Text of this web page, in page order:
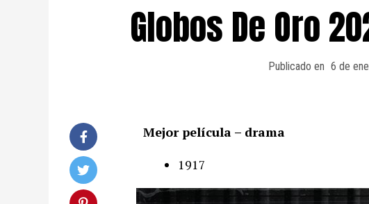
Globos De Oro
Publicado en 6 de
Mejor película – drama
1917